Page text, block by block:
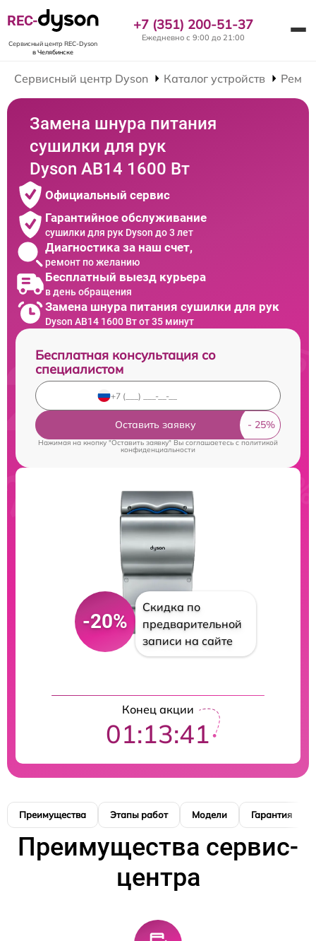
REC-
Сервисный центр REC-Dyson
в Челябинске
+7 (351) 200-51-37
Ежедневно с 9:00 до 21:00
Сервисный центр Dyson Каталог устройств
Замена шнура питания
сушилки для рук
Dyson AB14 1600 Вт
Официальный сервис
Гарантийное обслуживание
сушилки для рук Dyson до 3 лет
Диагностика за наш счет,
ремонт по желанию
Бесплатный выезд курьера
в день обращения
Замена шнура питания сушилки для рук
Dyson AB14 1600 Вт от 35 минут
Бесплатная консультация со
специалистом
Оставить заявку
Нажимая на кнопку "Оставить заявку" Вы соглашаетесь cполитикой
конфиденциальности
-20%
Скидка по
предварительной
записи на сайте
Конец акции
01:13:41
Преимущества Этапы работ Модели Гарантия
Преимущества сервис-
центра